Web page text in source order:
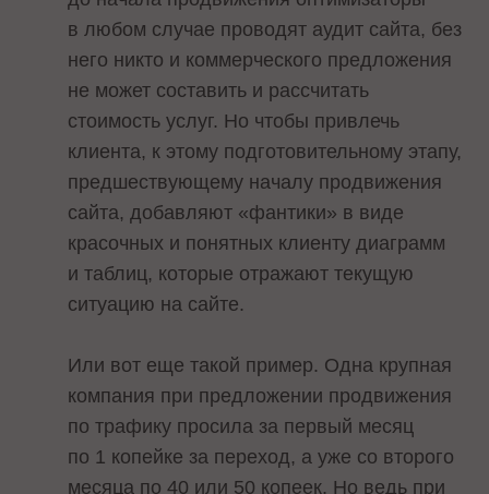
в любом случае проводят аудит сайта, без
него никто и коммерческого предложения
не может составить и рассчитать
стоимость услуг. Но чтобы привлечь
клиента, к этому подготовительному этапу,
предшествующему началу продвижения
сайта, добавляют «фантики» в виде
красочных и понятных клиенту диаграмм
и таблиц, которые отражают текущую
ситуацию на сайте.
Или вот еще такой пример. Одна крупная
компания при предложении продвижения
по трафику просила за первый месяц
по 1 копейке за переход, а уже со второго
месяца по 40 или 50 копеек. Но ведь при